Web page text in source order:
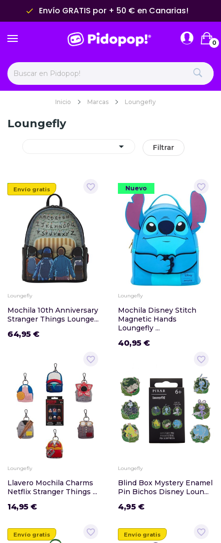
done Envío GRATIS por + 50 € en Canarias!
0
Inicio Marcas Loungefly
Loungefly
 Filtrar
favorite_border
Envío gratis
Nuevo
Loungefly
Mochila 10th Anniversary
Stranger Things Lounge...
64,95 €
favorite_border
Nuevo
Loungefly
Mochila Disney Stitch
Magnetic Hands
Loungefly ...
40,95 €
favorite_border
Loungefly
Llavero Mochila Charms
Netflix Stranger Things ...
14,95 €
favorite_border
Loungefly
Blind Box Mystery Enamel
Pin Bichos Disney Loun...
4,95 €
favorite_border
Envío gratis favorite_border
Envío gratis